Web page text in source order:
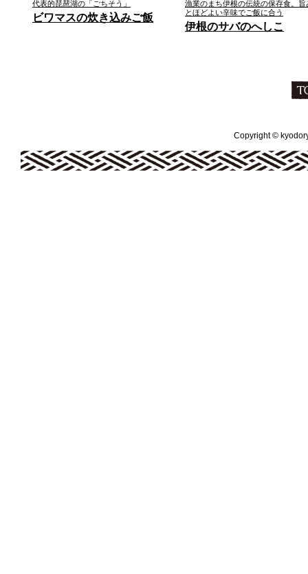
代表的琵琶湖の「ごちそう」
ビワマスの炊き込みご飯
漁業のまち伊根の伝統の保存食。旨
とほどよい辛味でご飯に合う
伊根のサバのへしこ
Copyright ©